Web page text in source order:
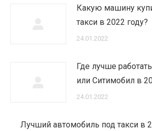
Какую машину
такси в 2022 году?
24.01.2022
Где лучше
или Ситимобил в
24.01.2022
Лучший автомобиль под такси в